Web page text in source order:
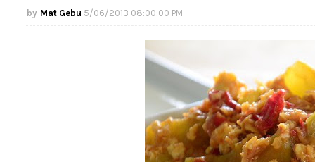
Mat Gebu 5/06/2013 08:00:00 PM